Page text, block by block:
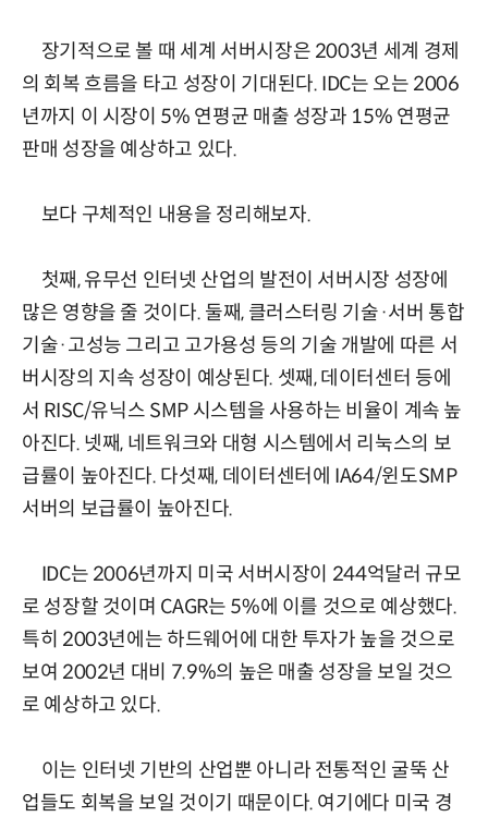
장기적으로 볼 때 세계 서버시장은 2003년 세계 경제
의 회복 흐름을 타고 성장이 기대된다. IDC는 오는 2006
년까지 이 시장이 5% 연평균 매출 성장과 15% 연평균
판매 성장을 예상하고 있다.
보다 구체적인 내용을 정리해보자.
첫째, 유무선 인터넷 산업의 발전이 서버시장 성장에
많은 영향을 줄 것이다. 둘째, 클러스터링 기술·서버 통합
기술·고성능 그리고 고가용성 등의 기술 개발에 따른 서
버시장의 지속 성장이 예상된다. 셋째, 데이터센터 등에
서 RISC/유닉스 SMP 시스템을 사용하는 비율이 계속 높
아진다. 넷째, 네트워크와 대형 시스템에서 리눅스의 보
급률이 높아진다. 다섯째, 데이터센터에 IA64/윈도SMP
서버의 보급률이 높아진다.
IDC는 2006년까지 미국 서버시장이 244억달러 규모
로 성장할 것이며 CAGR는 5%에 이를 것으로 예상했다.
특히 2003년에는 하드웨어에 대한 투자가 높을 것으로
보여 2002년 대비 7.9%의 높은 매출 성장을 보일 것으
로 예상하고 있다.
이는 인터넷 기반의 산업뿐 아니라 전통적인 굴뚝 산
업들도 회복을 보일 것이기 때문이다. 여기에다 미국 경